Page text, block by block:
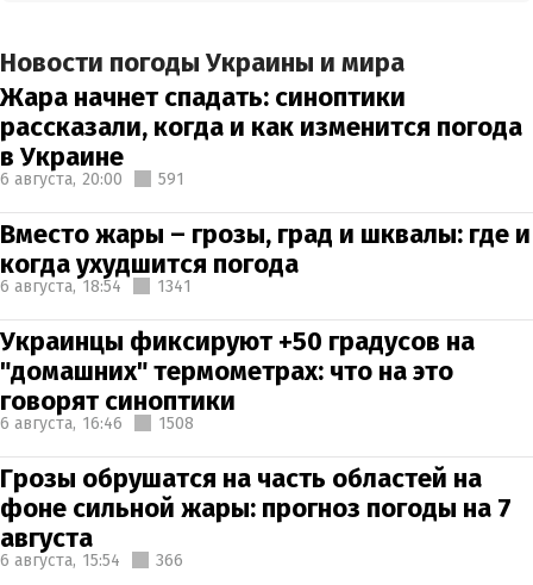
Новости погоды Украины и мира
Жара начнет спадать: синоптики
рассказали, когда и как изменится погода
в Украине
6 августа, 20:00 591
Вместо жары – грозы, град и шквалы: где и
когда ухудшится погода
6 августа, 18:54 1341
Украинцы фиксируют +50 градусов на
"домашних" термометрах: что на это
говорят синоптики
6 августа, 16:46 1508
Грозы обрушатся на часть областей на
фоне сильной жары: прогноз погоды на 7
августа
6 августа, 15:54 366